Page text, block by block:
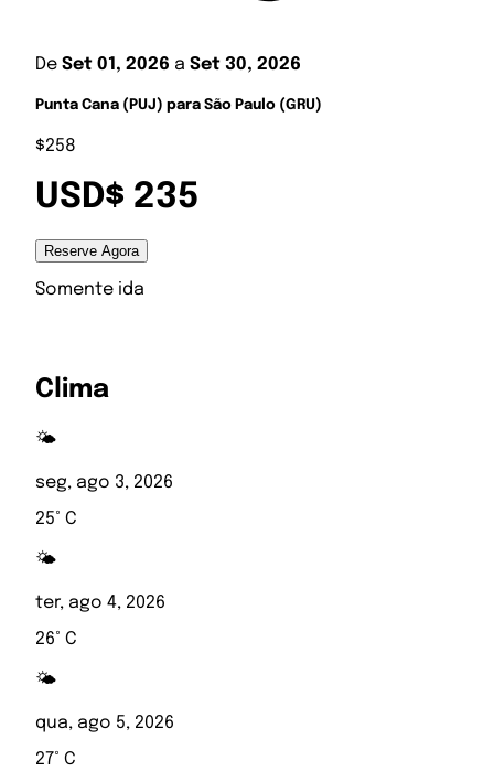
De Set 01, 2026 a Set 30, 2026
Punta Cana (PUJ) para São Paulo (GRU)
$258
USD$ 235
Reserve Agora
Somente ida
Clima
🌤️
seg, ago 3, 2026
25° C
🌤️
ter, ago 4, 2026
26° C
🌤️
qua, ago 5, 2026
27° C